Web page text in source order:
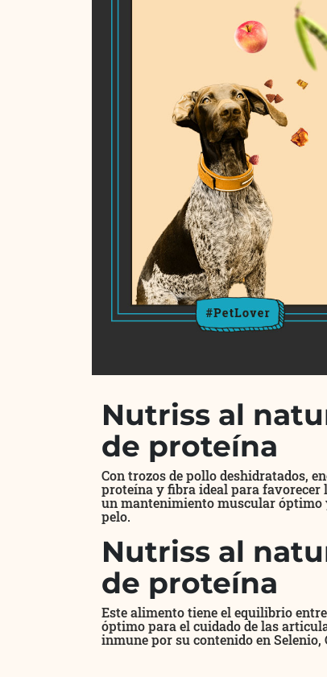
Nutriss al
de proteína
Con trozos de pollo deshidratados,
proteína y fibra ideal para favorecer
un mantenimiento muscular óptimo
pelo.
Nutriss al
de proteína
Este alimento tiene el equilibrio
óptimo para el cuidado de las
inmune por su contenido en